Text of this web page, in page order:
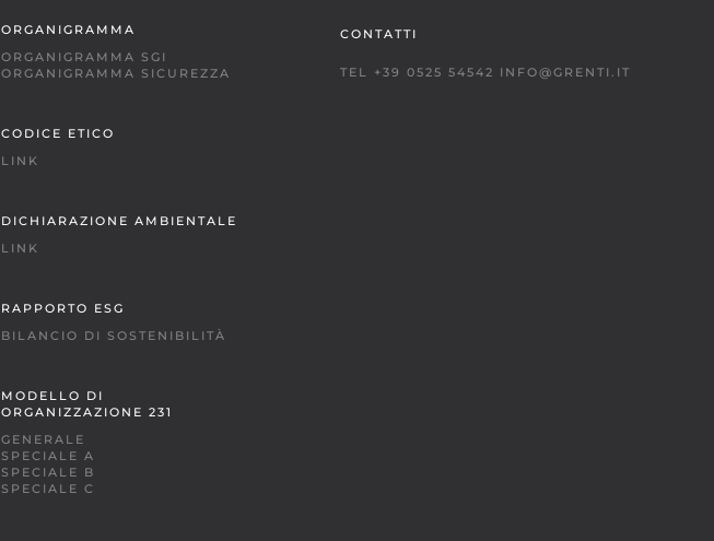
ORGANIGRAMMA
ORGANIGRAMMA SGI
ORGANIGRAMMA SICUREZZA
CODICE ETICO
LINK
DICHIARAZIONE AMBIENTALE
LINK
RAPPORTO ESG
BILANCIO DI SOSTENIBILITÀ
MODELLO DI
ORGANIZZAZIONE 231
GENERALE
SPECIALE A
SPECIALE B
SPECIALE C
CONTATTI
TEL +39 0525 54542 INFO@GRENTI.IT